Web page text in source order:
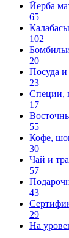
Йерба
65
102
20
Посуда и
23
Специи,
17
55
Кофе,
30
Чай и
57
43
29
На